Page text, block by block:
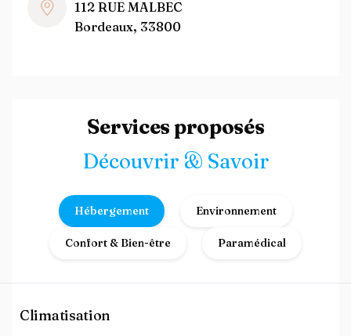
112 RUE MALBEC
Bordeaux, 33800
Services proposés
Découvrir & Savoir
Hébergement Environnement
Confort & Bien-être Paramédical
Climatisation